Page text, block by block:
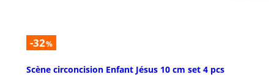
-32%
Scène circoncision Enfant Jésus 10 cm set 4 pcs